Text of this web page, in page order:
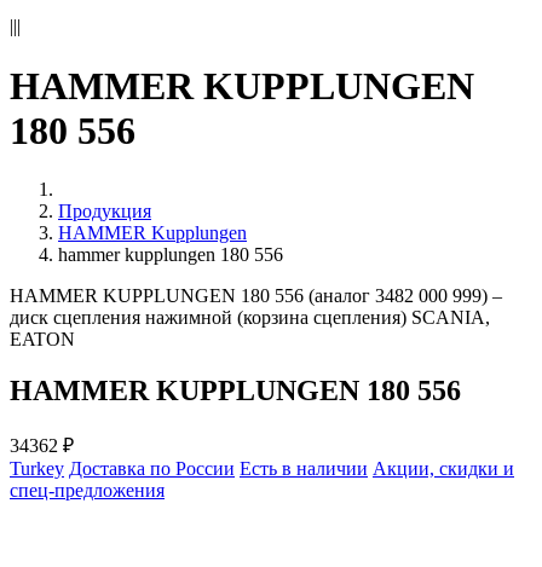
|||
HAMMER KUPPLUNGEN
180 556
Продукция
HAMMER Kupplungen
hammer kupplungen 180 556
HAMMER KUPPLUNGEN 180 556 (аналог 3482 000 999) –
диск сцепления нажимной (корзина сцепления) SCANIA,
EATON
HAMMER KUPPLUNGEN 180 556
34362 ₽
Turkey Доставка по России Есть в наличии Акции, скидки и
спец-предложения